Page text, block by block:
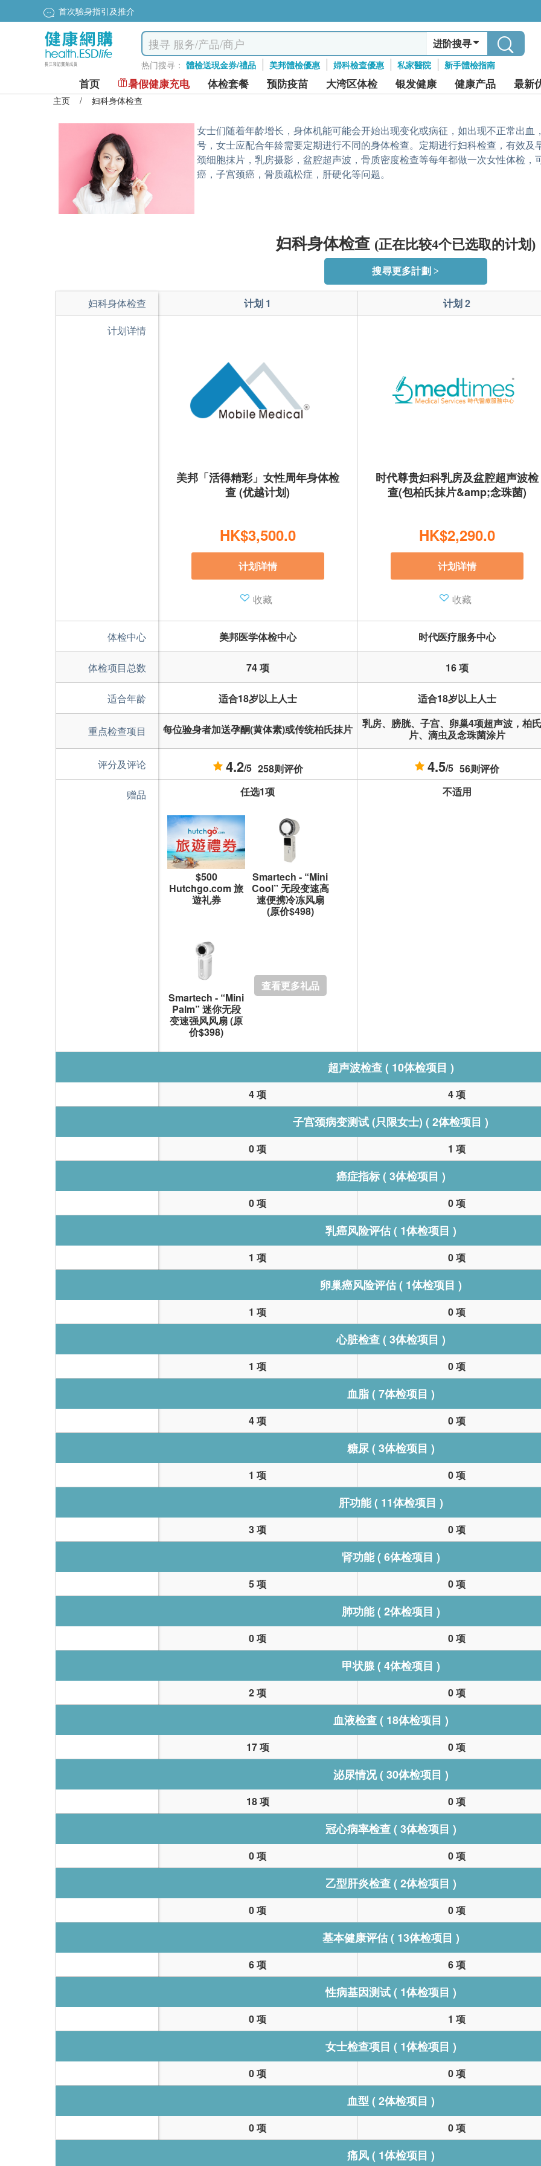
首次驗身指引及推介
进阶搜寻
热门搜寻： 體檢送現金券/禮品 美邦體檢優惠 婦科檢查優惠 私家醫院 新手體檢指南
首页 暑假健康充电 体检套餐 预防疫苗 大湾区体检 银发健康 健康产品 最新
主页 / 妇科身体检查
女士们随着年龄增长，身体机能可能会开始出现变化或病征，如出现不正常出
号，女士应配合年龄需要定期进行不同的身体检查。定期进行妇科检查，有效
颈细胞抹片，乳房摄影，盆腔超声波，骨质密度检查等每年都做一次女性体检
癌，子宫颈癌，骨质疏松症，肝硬化等问题。
妇科身体检查 (正在比较4个已选取的计划)
搜尋更多計劃 >
妇科身体检查
计划详情
体检中心
体检项目总数
适合年龄
重点检查项目
评分及评论
赠品
超声波检查 ( 10体检项目 )
子宫颈病变测试 (只限女士) ( 2体检项目 )
癌症指标 ( 3体检项目 )
乳癌风险评估 ( 1体检项目 )
卵巢癌风险评估 ( 1体检项目 )
心脏检查 ( 3体检项目 )
血脂 ( 7体检项目 )
糖尿 ( 3体检项目 )
肝功能 ( 11体检项目 )
肾功能 ( 6体检项目 )
肺功能 ( 2体检项目 )
甲状腺 ( 4体检项目 )
血液检查 ( 18体检项目 )
泌尿情况 ( 30体检项目 )
冠心病率检查 ( 3体检项目 )
乙型肝炎检查 ( 2体检项目 )
基本健康评估 ( 13体检项目 )
性病基因测试 ( 1体检项目 )
女士检查项目 ( 1体检项目 )
血型 ( 2体检项目 )
痛风 ( 1体检项目 )
计划 1 计划 2
美邦「活得精彩」女性周年身体检
查 (优越计划)
HK$3,500.0
计划详情
收藏
时代尊贵妇科乳房及盆腔超声波检
查(包柏氏抹片&amp;念珠菌)
HK$2,290.0
计划详情
收藏
美邦医学体检中心 时代医疗服务中心
74 项 16 项
适合18岁以上人士 适合18岁以上人士
每位验身者加送孕酮(黄体素)或传统柏氏抹片
乳房、膀胱、子宫、卵巢4项超声波，柏
片、滴虫及念珠菌涂片
4.2/5 258则评价 4.5/5 56则评价
任选1项
$500
Hutchgo.com 旅
遊礼券
Smartech - “Mini
Cool” 无段变速高
速便携冷冻风扇
(原价$498)
Smartech - “Mini
Palm” 迷你无段
变速强风风扇 (原
价$398)
查看更多礼品
不适用
4 项 4 项
0 项 1 项
0 项 0 项
1 项 0 项
1 项 0 项
1 项 0 项
4 项 0 项
1 项 0 项
3 项 0 项
5 项 0 项
0 项 0 项
2 项 0 项
17 项 0 项
18 项 0 项
0 项 0 项
0 项 0 项
6 项 6 项
0 项 1 项
0 项 0 项
0 项 0 项